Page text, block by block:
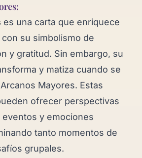
es una carta que enriquece
su simbolismo de
y gratitud. Sin embargo, su
y matiza cuando se
Mayores. Estas
ofrecer perspectivas
y emociones
tanto momentos de
grupales.